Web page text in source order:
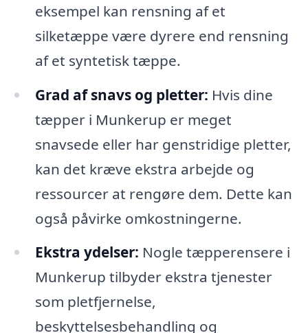
eksempel kan rensning af et
silketæppe være dyrere end rensning
af et syntetisk tæppe.
Grad af snavs og pletter: Hvis dine
tæpper i Munkerup er meget
snavsede eller har genstridige pletter,
kan det kræve ekstra arbejde og
ressourcer at rengøre dem. Dette kan
også påvirke omkostningerne.
Ekstra ydelser: Nogle tæpperensere i
Munkerup tilbyder ekstra tjenester
som pletfjernelse,
beskyttelsesbehandling og